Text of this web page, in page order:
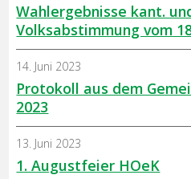
Wahlergebnisse kant.
Volksabstimmung vom
Protokoll aus dem
2023
14. Juni 2023
1. Augustfeier HOeK
13. Juni 2023